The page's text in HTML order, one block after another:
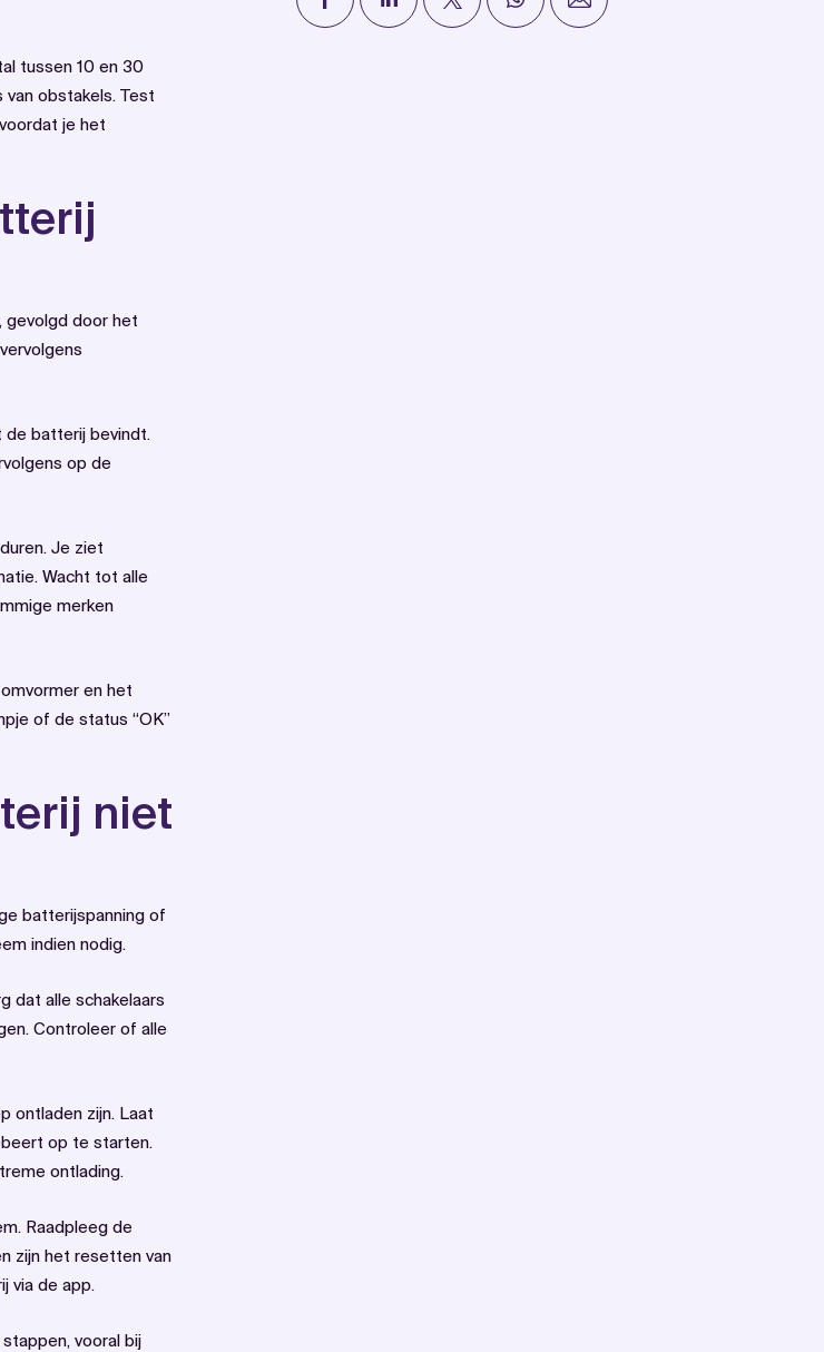
tussen 10 en 30
obstakels. Test
je het
gevolgd door het
de batterij bevindt.
op de
Je ziet
Wacht tot alle
merken
en het
of de status “OK”
niet
batterijspanning of
indien nodig.
dat alle schakelaars
Controleer of alle
ontladen zijn. Laat
op te starten.
ontlading.
Raadpleeg de
zijn het resetten van
via de app.
vooral bij